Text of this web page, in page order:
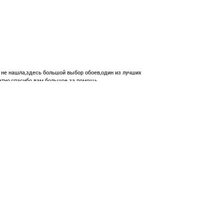
нашла,здесь большой выбор обоев,один из лучших
вам большое за помощь.